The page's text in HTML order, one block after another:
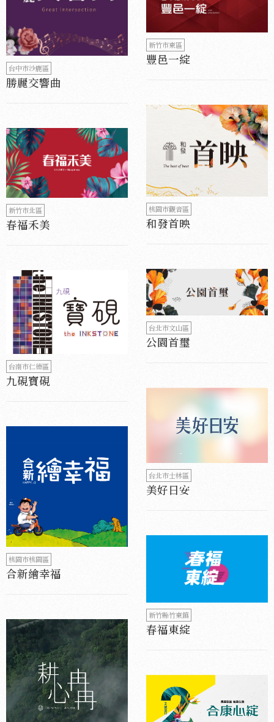
台中市沙鹿區
勝麗交響曲
新竹市北區
春福禾美
台南市仁德區
九硯寶硯
桃園市桃園區
合新繪幸福
新竹市東區
豐邑一綻
桃園市觀音區
和發首映
台北市文山區
公園首璽
台北市士林區
美好日安
新竹縣竹東鎮
春福東綻